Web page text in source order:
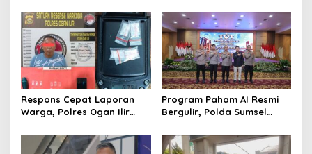
Standar Baru Bebas Pungli
Respons Cepat Laporan
Warga, Polres Ogan Ilir
Pemulutan Selatan
Program Paham AI Resmi
Bergulir, Polda Sumsel
Hingga Polres